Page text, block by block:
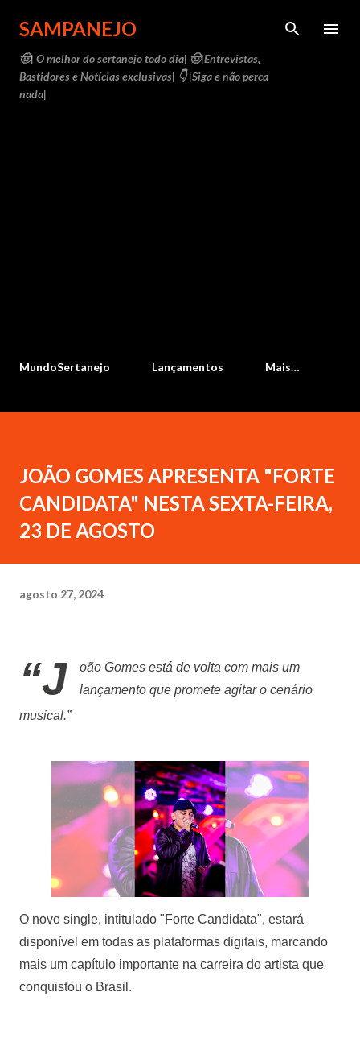
Pular para o conteúdo principal
SAMPANEJO
🤠| O melhor do sertanejo todo dia| 🤠|Entrevistas,
Bastidores e Notícias exclusivas| 👇 |Siga e não perca
nada|
MundoSertanejo Lançamentos Mais…
JOÃO GOMES APRESENTA "FORTE
CANDIDATA" NESTA SEXTA-FEIRA,
23 DE AGOSTO
agosto 27, 2024
“J
oão Gomes está de volta com mais um
lançamento que promete agitar o cenário
musical.”
O novo single, intitulado "Forte Candidata", estará
disponível em todas as plataformas digitais, marcando
mais um capítulo importante na carreira do artista que
conquistou o Brasil.